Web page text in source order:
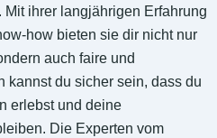
ihrer langjährigen Erfahrung
how bieten sie dir nicht nur
auch faire und
kannst du sicher sein, dass du
erlebst und deine
Die Experten vom